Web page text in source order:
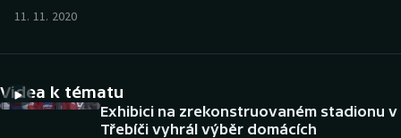
Cyklistika
11. 11. 2020
Videa k tématu
Exhibici na zrekonstruovaném stadionu v
Třebíči vyhrál výběr domácích